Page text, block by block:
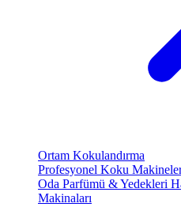
Ortam Kokulandırma
Profesyonel Koku
Oda Parfümü & Yedekleri
Makinaları